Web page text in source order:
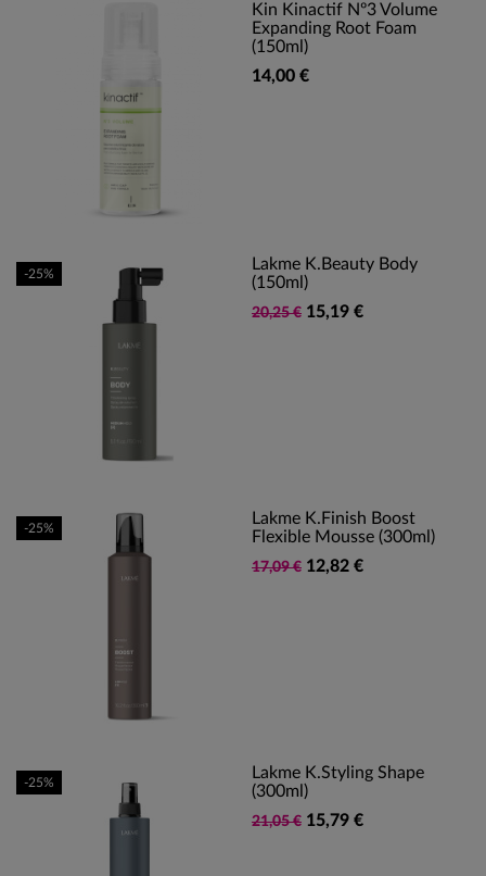
Kin Kinactif Nº3 Volume
Expanding Root Foam
(150ml)
14,00 €
Lakme K.Beauty Body
(150ml)
20,25 € 15,19 €
-25%
Lakme K.finish Boost
Flexible Mousse (300ml)
17,09 € 12,82 €
-25%
Lakme K.Styling Shape
(300ml)
21,05 € 15,79 €
-25%